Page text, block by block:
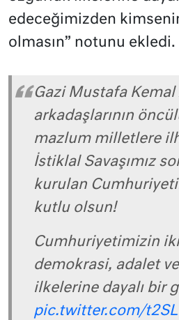
edeceğimizden
olmasın” notunu ekledi.
Gazi Mustafa
arkadaşlarının
mazlum milletlere
İstiklal Savaşımız
kurulan
kutlu olsun!
Cumhuriyetimizin
demokrasi, adalet
ilkelerine dayalı bir
pic.twitter.com/